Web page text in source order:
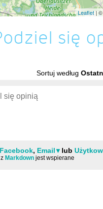
Leaflet |
się